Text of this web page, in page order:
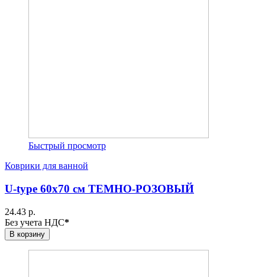
Быстрый просмотр
Коврики для ванной
U-type 60х70 см ТЕМНО-РОЗОВЫЙ
24.43 р.
Без учета НДС*
В корзину